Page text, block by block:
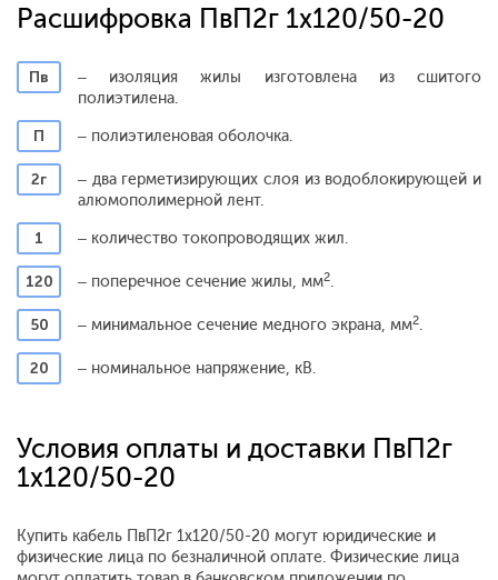
Расшифровка ПвП2г 1x120/50-20
Пв
– изоляция жилы изготовлена из сшитого
полиэтилена.
П
– полиэтиленовая оболочка.
2г
– два герметизирующих слоя из водоблокирующей и
алюмополимерной лент.
1
– количество токопроводящих жил.
120 – поперечное сечение жилы, мм2.
50 – минимальное сечение медного экрана, мм2.
20 – номинальное напряжение, кВ.
Условия оплаты и доставки ПвП2г
1x120/50-20
Купить кабель ПвП2г 1x120/50-20 могут юридические и
физические лица по безналичной оплате. Физические лица